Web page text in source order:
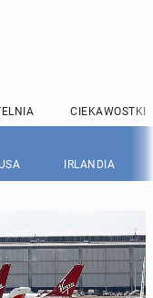
CIEKAWOSTKI
IRLANDIA